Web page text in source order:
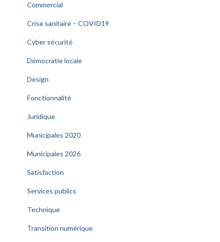
Commercial
Crise sanitaire – COVID19
Cyber sécurité
Démocratie locale
Design
Fonctionnalité
Juridique
Municipales 2020
Municipales 2026
Satisfaction
Services publics
Technique
Transition numérique